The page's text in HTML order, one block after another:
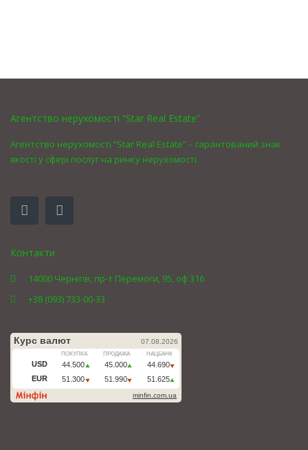
Агентство нерухомості “Star Real Estate”
Агентство нерухомості “Star Real Estate” – гарантований знак
якості у сфері послуг на ринку нерухомості.
Контакти
14000 Чернігів, пр-т Перемоги, 95, оф 316
+38 (093) 733-00-33